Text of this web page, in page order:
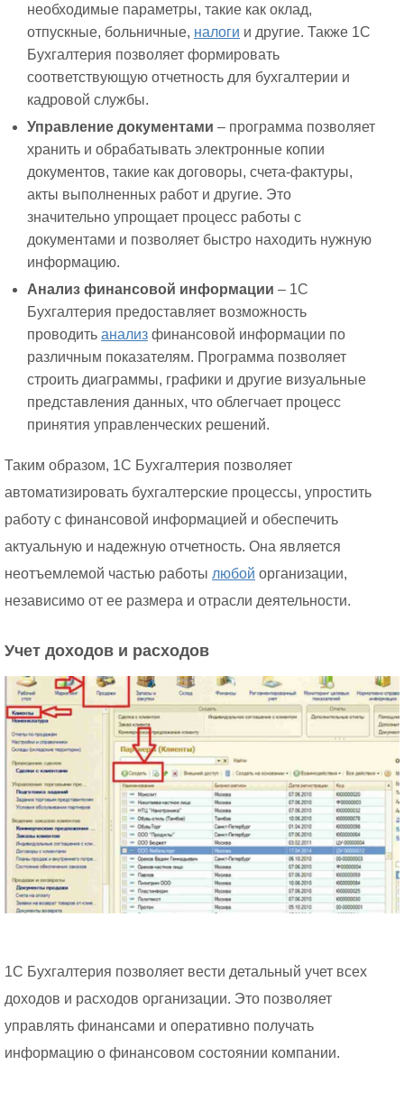
необходимые параметры, такие как оклад,
отпускные, больничные, налоги и другие. Также 1С
Бухгалтерия позволяет формировать
соответствующую отчетность для бухгалтерии и
кадровой службы.
Управление документами – программа позволяет
хранить и обрабатывать электронные копии
документов, такие как договоры, счета-фактуры,
акты выполненных работ и другие. Это
значительно упрощает процесс работы с
документами и позволяет быстро находить нужную
информацию.
Анализ финансовой информации – 1С
Бухгалтерия предоставляет возможность
проводить анализ финансовой информации по
различным показателям. Программа позволяет
строить диаграммы, графики и другие визуальные
представления данных, что облегчает процесс
принятия управленческих решений.
Таким образом, 1С Бухгалтерия позволяет
автоматизировать бухгалтерские процессы, упростить
работу с финансовой информацией и обеспечить
актуальную и надежную отчетность. Она является
неотъемлемой частью работы любой организации,
независимо от ее размера и отрасли деятельности.
Учет доходов и расходов
1С Бухгалтерия позволяет вести детальный учет всех
доходов и расходов организации. Это позволяет
управлять финансами и оперативно получать
информацию о финансовом состоянии компании.